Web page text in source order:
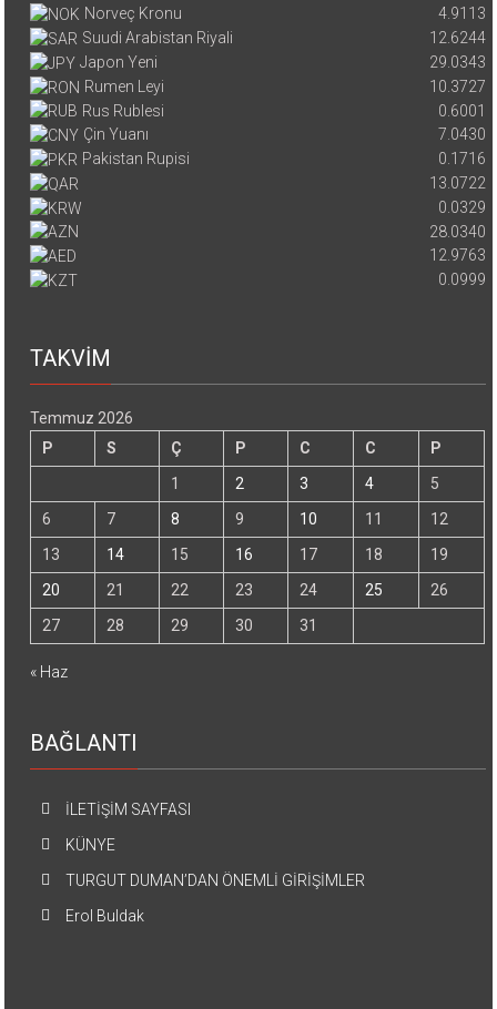
Norveç Kronu
4.9113
Suudi Arabistan Riyali
12.6244
Japon Yeni
29.0343
Rumen Leyi
10.3727
Rus Rublesi
0.6001
Çin Yuanı
7.0430
Pakistan Rupisi
0.1716
13.0722
0.0329
28.0340
12.9763
0.0999
TAKVİM
Temmuz 2026
P
S Ç P C C
P
1
2 3 4
5
6
7 8 9 10 11
12
13
14 15 16 17 18
19
20
21 22 23 24 25
26
27
28 29 30 31
« Haz
BAĞLANTI
İLETİŞİM SAYFASI
KÜNYE
TURGUT DUMAN’DAN ÖNEMLİ GİRİŞİMLER
Erol Buldak